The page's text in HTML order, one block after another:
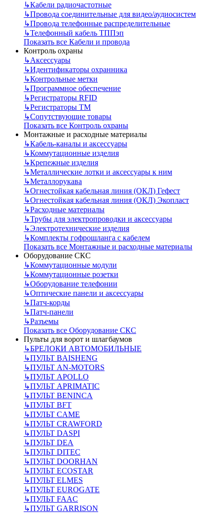
↳Кабели радиочастотные
↳Провода соединительные для видео/аудиосистем
↳Провода телефонные распределительные
↳Телефонный кабель ТППэп
Показать все Кабели и провода
Контроль охраны
↳Аксессуары
↳Идентификаторы охранника
↳Контрольные метки
↳Программное обеспечение
↳Регистраторы RFID
↳Регистраторы ТМ
↳Сопутствующие товары
Показать все Контроль охраны
Монтажные и расходные материалы
↳Кабель-каналы и аксессуары
↳Коммутационные изделия
↳Крепежные изделия
↳Металлические лотки и аксессуары к ним
↳Металлорукава
↳Огнестойкая кабельная линия (ОКЛ) Гефест
↳Огнестойкая кабельная линия (ОКЛ) Экопласт
↳Расходные материалы
↳Трубы для электропроводки и аксессуары
↳Электротехнические изделия
↳Комплекты гофрошланга с кабелем
Показать все Монтажные и расходные материалы
Оборудование СКС
↳Коммутационные модули
↳Коммутационные розетки
↳Оборудование телефонии
↳Оптические панели и аксессуары
↳Патч-корды
↳Патч-панели
↳Разъемы
Показать все Оборудование СКС
Пульты для ворот и шлагбаумов
↳БРЕЛОКИ АВТОМОБИЛЬНЫЕ
↳ПУЛЬТ BAISHENG
↳ПУЛЬТ AN-MOTORS
↳ПУЛЬТ APOLLO
↳ПУЛЬТ APRIMATIC
↳ПУЛЬТ BENINCA
↳ПУЛЬТ BFT
↳ПУЛЬТ CAME
↳ПУЛЬТ CRAWFORD
↳ПУЛЬТ DASPI
↳ПУЛЬТ DEA
↳ПУЛЬТ DITEC
↳ПУЛЬТ DOORHAN
↳ПУЛЬТ ECOSTAR
↳ПУЛЬТ ELMES
↳ПУЛЬТ EUROGATE
↳ПУЛЬТ FAAC
↳ПУЛЬТ GARRISON